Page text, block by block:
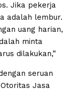
Jika pekerja
adalah lembur.
uang harian,
minta
dilakukan,”
seruan
Jasa